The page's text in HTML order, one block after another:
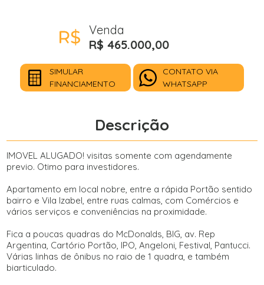
Venda
R$ 465.000,00
SIMULAR
FINANCIAMENTO
CONTATO VIA
WHATSAPP
Descrição
IMOVEL ALUGADO! visitas somente com agendamente
previo. Otimo para investidores.
Apartamento em local nobre, entre a rápida Portão sentido
bairro e Vila Izabel, entre ruas calmas, com Comércios e
vários serviços e conveniências na proximidade.
Fica a poucas quadras do McDonalds, BIG, av. Rep
Argentina, Cartório Portão, IPO, Angeloni, Festival, Pantucci.
Várias linhas de ônibus no raio de 1 quadra, e também
biarticulado.